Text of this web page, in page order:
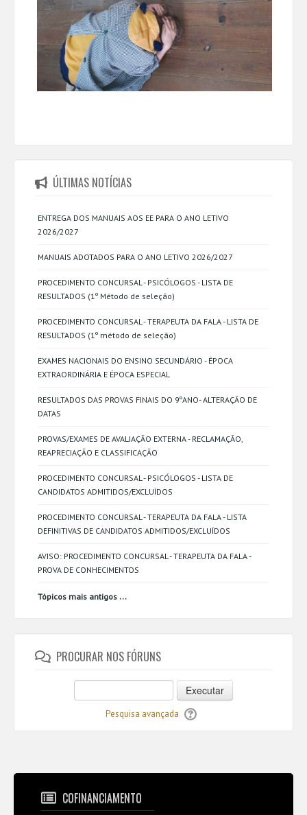
ÚLTIMAS NOTÍCIAS
ENTREGA DOS MANUAIS AOS EE PARA O ANO LETIVO
2026/2027
MANUAIS ADOTADOS PARA O ANO LETIVO 2026/2027
PROCEDIMENTO CONCURSAL - PSICÓLOGOS - LISTA DE
RESULTADOS (1º Método de seleção)
PROCEDIMENTO CONCURSAL - TERAPEUTA DA FALA - LISTA DE
RESULTADOS (1º método de seleção)
EXAMES NACIONAIS DO ENSINO SECUNDÁRIO - ÉPOCA
EXTRAORDINÁRIA E ÉPOCA ESPECIAL
RESULTADOS DAS PROVAS FINAIS DO 9ºANO- ALTERAÇÃO DE
DATAS
PROVAS/EXAMES DE AVALIAÇÃO EXTERNA - RECLAMAÇÃO,
REAPRECIAÇÃO E CLASSIFICAÇÃO
PROCEDIMENTO CONCURSAL - PSICÓLOGOS - LISTA DE
CANDIDATOS ADMITIDOS/EXCLUÍDOS
PROCEDIMENTO CONCURSAL - TERAPEUTA DA FALA - LISTA
DEFINITIVAS DE CANDIDATOS ADMITIDOS/EXCLUÍDOS
AVISO: PROCEDIMENTO CONCURSAL - TERAPEUTA DA FALA -
PROVA DE CONHECIMENTOS
Tópicos mais antigos ...
PROCURAR NOS FÓRUNS
Executar
Pesquisa avançada
COFINANCIAMENTO